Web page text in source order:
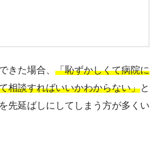
きた場合、 「恥ずかしくて病院に
相談すればいいかわからない」と
先延ばしにしてしまう方が多くい